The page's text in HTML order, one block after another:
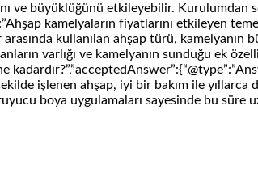
ve büyüklüğünü etkileyebilir. Kurulumdan
kamelyaların fiyatlarını etkileyen
kullanılan ahşap türü, kamelyanın
varlığı ve kamelyanın sunduğu ek
işlenen ahşap, iyi bir bakım ile yıllarca
boya uygulamaları sayesinde bu süre